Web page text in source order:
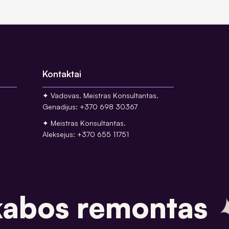
Kontaktai
✦ Vadovas. Meistras Konsultantas.
Genadijus: +370 698 30367
✦ Meistras Konsultantas.
Aleksejus: +370 655 11751
remontas